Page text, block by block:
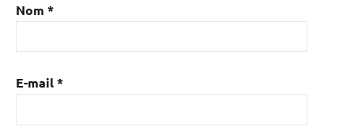
Nom *
E-mail*